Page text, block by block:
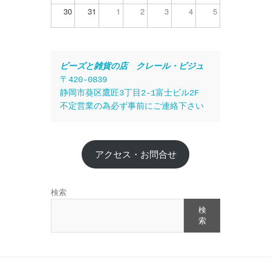
30 31 1 2 3 4 5
ビーズと雑貨の店　クレール・ビジュ
〒420-0839
静岡市葵区鷹匠3丁目2-1富士ビル2F
不定営業の為必ず事前にご連絡下さい
アクセス・お問合せ
検索
検
索